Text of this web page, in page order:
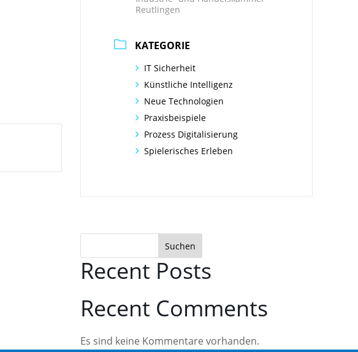
Reutlingen
KATEGORIE
IT Sicherheit
Künstliche Intelligenz
Neue Technologien
Praxisbeispiele
Prozess Digitalisierung
Spielerisches Erleben
Suchen
Recent Posts
Recent Comments
Es sind keine Kommentare vorhanden.